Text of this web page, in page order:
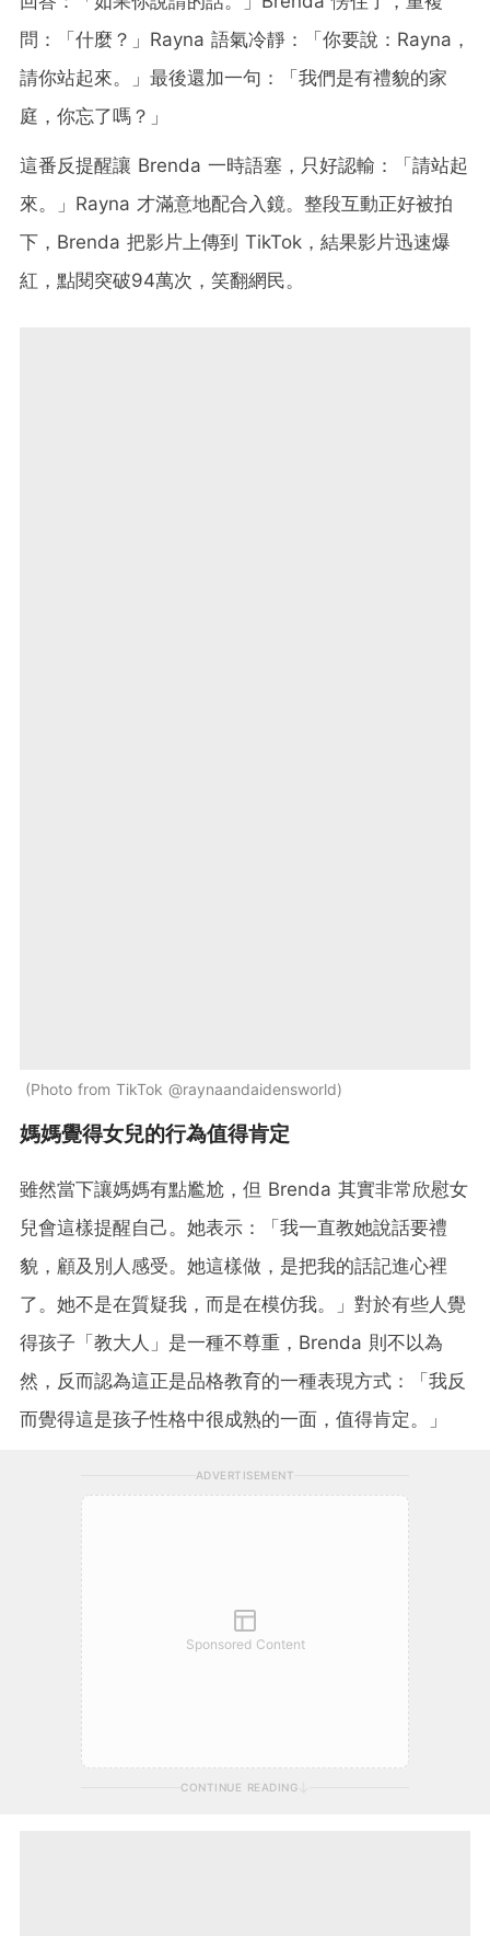
問：「什麼？」Rayna 語氣冷靜：「你要說：Rayna，
請你站起來。」最後還加一句：「我們是有禮貌的家
庭，你忘了嗎？」
這番反提醒讓 Brenda 一時語塞，只好認輸：「請站起
來。」Rayna 才滿意地配合入鏡。整段互動正好被拍
下，Brenda 把影片上傳到 TikTok，結果影片迅速爆
紅，點閱突破94萬次，笑翻網民。
Photo from TikTok @raynaandaidensworld
媽媽覺得女兒的行為值得肯定
雖然當下讓媽媽有點尷尬，但 Brenda 其實非常欣慰女
兒會這樣提醒自己。她表示：「我一直教她說話要禮
貌，顧及別人感受。她這樣做，是把我的話記進心裡
了。她不是在質疑我，而是在模仿我。」對於有些人覺
得孩子「教大人」是一種不尊重，Brenda 則不以為
然，反而認為這正是品格教育的一種表現方式：「我反
而覺得這是孩子性格中很成熟的一面，值得肯定。」
ADVERTISEMENT
Sponsored Content
CONTINUE READING